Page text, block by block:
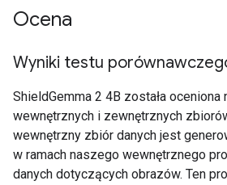
Ocena
Wyniki testu
ShieldGemma 2 4B została
wewnętrznych i zewnętrznych
wewnętrzny zbiór danych jest
w ramach naszego wewnętrznego
danych dotyczących obrazów. Ten